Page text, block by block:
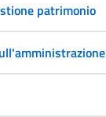
patrimonio